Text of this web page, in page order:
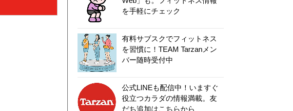
を手軽にチェック
有料サブスクでフィットネス
を習慣に！TEAM Tarzanメン
バー随時受付中
公式LINEも配信中！いますぐ
役立つカラダの情報満載。友
だち追加はこちらから